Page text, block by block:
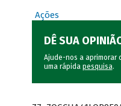
Ações
DÊ SUA
Ajude-nos a aprimorar
uma rápida pesquisa.